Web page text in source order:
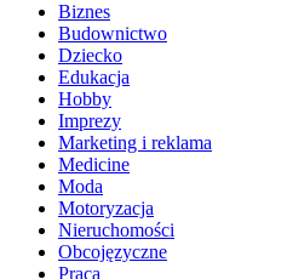
Biznes
Budownictwo
Dziecko
Edukacja
Hobby
Imprezy
Marketing i reklama
Medicine
Moda
Motoryzacja
Nieruchomości
Obcojęzyczne
Praca